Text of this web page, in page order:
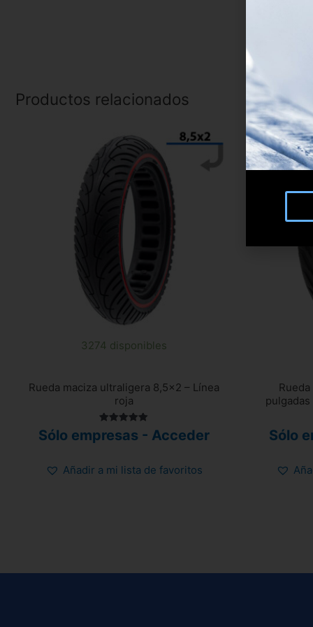
Productos relacionados
3274 disponibles
Rueda maciza ultraligera 8,5×2 – Línea
roja
con
Sólo empresas - Acceder
Añadir a mi lista de favoritos
Sólo